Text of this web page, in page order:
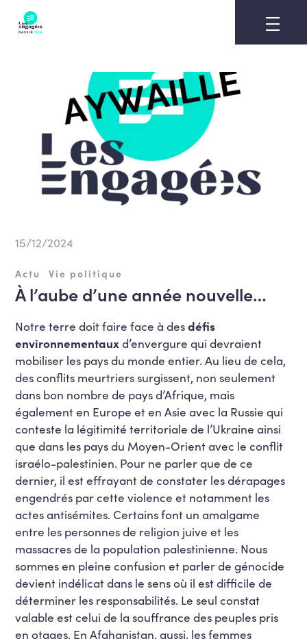
15/12/2024
Actu Vie politique
À l’aube d’une année nouvelle…
Notre terre doit faire face à desdéfis
environnementauxd’envergure qui devraient
mobiliser les pays du monde entier. Au lieu de cela,
des conflits meurtriers surgissent, non seulement
dans bon nombre de pays d’Afrique, mais
également en Europe et en Asie avec la Russie qui
conteste la légitimité territoriale de l’Ukraine ainsi
que dans les pays du Moyen-Orient avec le conflit
israélo-palestinien. Pour ne parler que de ce
dernier, il est effrayant de constater les dérapages
engendrés par cette violence et notamment les
actes antisémites. Certains font un amalgame
entre les personnes de religion juive et les
massacres de la population palestinienne. Nous
sommes en pleine confusion et parler de génocide
devient indélicat dans le sens où il est difficile de
déterminer les responsabilités. Le seul constat
valable est celui de la souffrance des peuples pris
en otages. En Afghanistan, aussi, les femmes